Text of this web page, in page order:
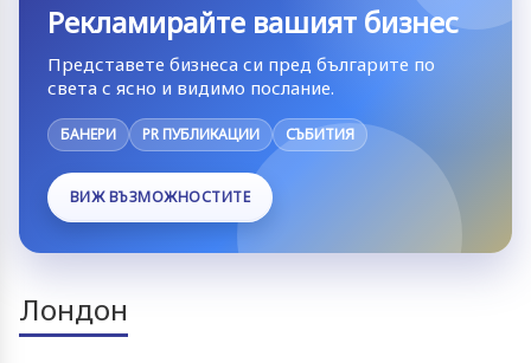
Рекламирайте вашият бизнес
Представете бизнеса си пред българите по
света с ясно и видимо послание.
БАНЕРИ PR ПУБЛИКАЦИИ СЪБИТИЯ
ВИЖ ВЪЗМОЖНОСТИТЕ
Лондон